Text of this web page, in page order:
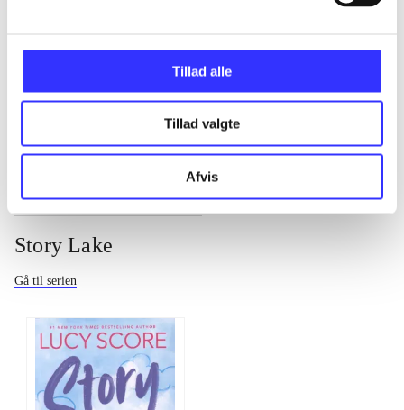
Tillad alle
Tillad valgte
Afvis
...
Story Lake
Gå til serien